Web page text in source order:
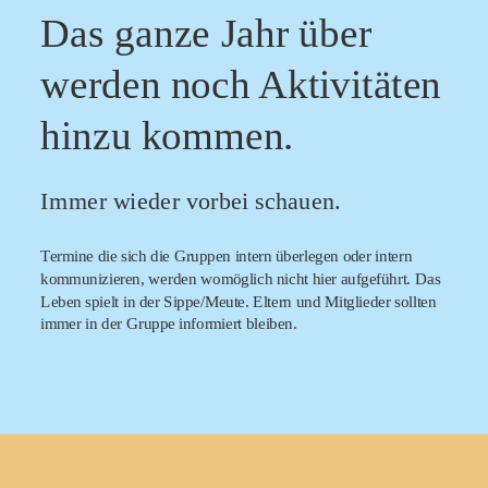
Das ganze Jahr über
werden noch Aktivitäten
hinzu kommen.
Immer wieder vorbei schauen.
Termine die sich die Gruppen intern überlegen oder intern
kommunizieren, werden womöglich nicht hier aufgeführt. Das
Leben spielt in der Sippe/Meute. Eltern und Mitglieder sollten
immer in der Gruppe informiert bleiben.